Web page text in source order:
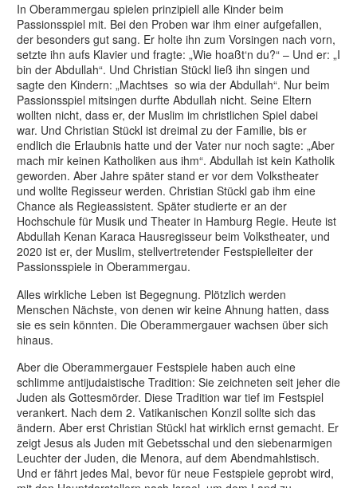
In Oberammergau spielen prinzipiell alle Kinder beim
Passionsspiel mit. Bei den Proben war ihm einer aufgefallen,
der besonders gut sang. Er holte ihn zum Vorsingen nach vorn,
setzte ihn aufs Klavier und fragte: „Wie hoaßt‘n du?“ – Und er: „I
bin der Abdullah“. Und Christian Stückl ließ ihn singen und
sagte den Kindern: „Machtses so wia der Abdullah“. Nur beim
Passionsspiel mitsingen durfte Abdullah nicht. Seine Eltern
wollten nicht, dass er, der Muslim im christlichen Spiel dabei
war. Und Christian Stückl ist dreimal zu der Familie, bis er
endlich die Erlaubnis hatte und der Vater nur noch sagte: „Aber
mach mir keinen Katholiken aus ihm“. Abdullah ist kein Katholik
geworden. Aber Jahre später stand er vor dem Volkstheater
und wollte Regisseur werden. Christian Stückl gab ihm eine
Chance als Regieassistent. Später studierte er an der
Hochschule für Musik und Theater in Hamburg Regie. Heute ist
Abdullah Kenan Karaca Hausregisseur beim Volkstheater, und
2020 ist er, der Muslim, stellvertretender Festspielleiter der
Passionsspiele in Oberammergau.
Alles wirkliche Leben ist Begegnung. Plötzlich werden
Menschen Nächste, von denen wir keine Ahnung hatten, dass
sie es sein könnten. Die Oberammergauer wachsen über sich
hinaus.
Aber die Oberammergauer Festspiele haben auch eine
schlimme antijudaistische Tradition: Sie zeichneten seit jeher die
Juden als Gottesmörder. Diese Tradition war tief im Festspiel
verankert. Nach dem 2. Vatikanischen Konzil sollte sich das
ändern. Aber erst Christian Stückl hat wirklich ernst gemacht. Er
zeigt Jesus als Juden mit Gebetsschal und den siebenarmigen
Leuchter der Juden, die Menora, auf dem Abendmahlstisch.
Und er fährt jedes Mal, bevor für neue Festspiele geprobt wird,